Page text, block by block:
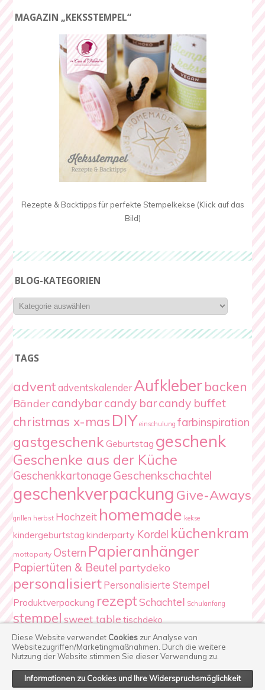
MAGAZIN „KEKSSTEMPEL“
Rezepte & Backtipps für perfekte Stempelkekse (Klick auf das
Bild)
BLOG-KATEGORIEN
Blog-
Kategorien
TAGS
advent adventskalenderAufkleberbacken
Bändercandybarcandy barcandy buffet
christmas x-mas DIY einschulung farbinspiration
gastgeschenkGeburtstag geschenk
Geschenke aus der Küche
GeschenkkartonageGeschenkschachtel
geschenkverpackung Give-Aways
grillen herbst Hochzeit homemade kekse
kindergeburtstag kinderparty Kordel küchenkram
mottoparty Ostern Papieranhänger
Papiertüten & Beutel partydeko
personalisiert Personalisierte Stempel
Produktverpackung rezept Schachtel Schulanfang
stempelsweet tabletischdeko
VerpackungWeihnachten
Diese Website verwendet Cookies zur Analyse von
Websitezugriffen/Marketingmaßnahmen. Durch die weitere
Nutzung der Website stimmen Sie dieser Verwendung zu.
Informationen zu Cookies und Ihre Widerspruchsmöglichkeit